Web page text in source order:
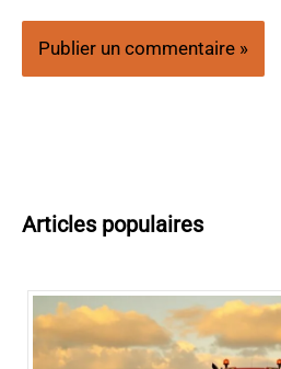
Articles populaires